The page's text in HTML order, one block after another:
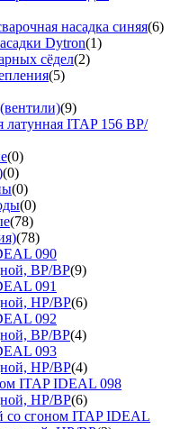
насадка синяя(6)
Dytron(1)
сёдел(2)
(5)
(9)
латунная ITAP 156 ВР/
(0)
(0)
(0)
(0)
(78)
(78)
090
ВР/ВР(9)
091
НР/ВР(6)
092
ВР/ВР(4)
093
НР/ВР(4)
ITAP IDEAL 098
НР/ВР(6)
со сгоном ITAP IDEAL